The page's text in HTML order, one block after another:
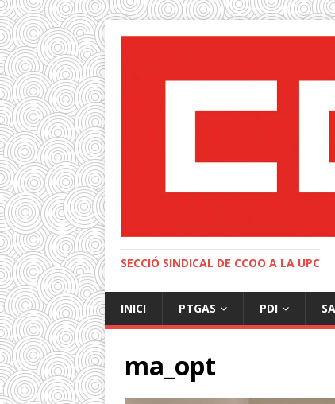
SECCIÓ SINDICAL DE CCOO A LA UPC
INICI PTGAS PDI
ma_opt